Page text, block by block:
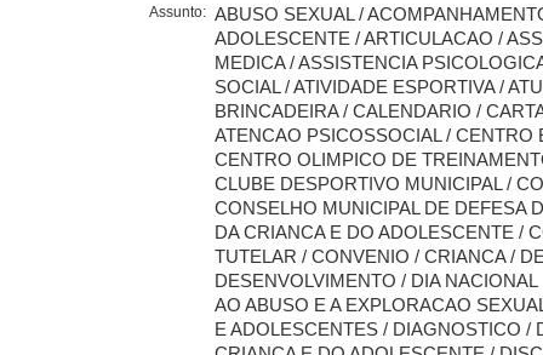
Assunto: ABUSO SEXUAL /
ADOLESCENTE / ARTICULACAO /
MEDICA / ASSISTENCIA
SOCIAL / ATIVIDADE ESPORTIVA /
BRINCADEIRA / CALENDARIO /
ATENCAO PSICOSSOCIAL / CENTRO
CENTRO OLIMPICO DE
CLUBE DESPORTIVO MUNICIPAL /
CONSELHO MUNICIPAL DE DEFESA
DA CRIANCA E DO ADOLESCENTE /
TUTELAR / CONVENIO / CRIANCA /
DESENVOLVIMENTO / DIA
AO ABUSO E A EXPLORACAO
E ADOLESCENTES / DIAGNOSTICO /